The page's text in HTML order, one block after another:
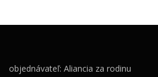
objednávateľ: Aliancia za rodinu